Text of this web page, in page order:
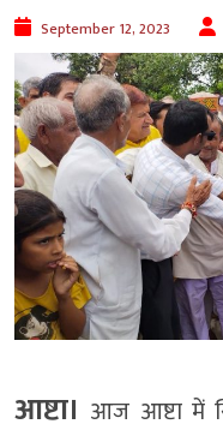
September 12, 2023
आष्टा। आज आष्टा में